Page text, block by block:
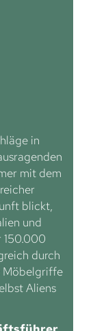
in
mit dem
blickt,
und
150.000
durch
Möbelgriffe
Aliens